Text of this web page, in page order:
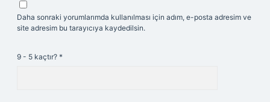
Daha sonraki yorumlarımda kullanılması için adım, e-posta adresim ve
site adresim bu tarayıcıya kaydedilsin.
9 - 5 kaçtır? *